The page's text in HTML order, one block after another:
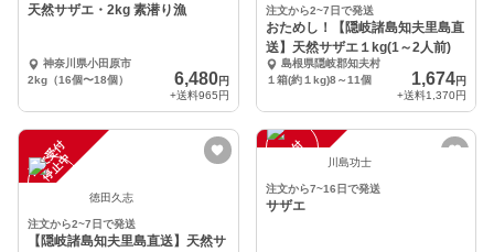
天然サザエ・2kg 素潜り漁
神奈川県小田原市
2kg（16個〜18個）
6,480円
+送料965円
注文から2~7日で発送
おためし！【隠岐諸島知夫里島直
送】天然サザエ１kg(1～2人前)
島根県隠岐郡知夫村
１箱(約１kg)8～11個
1,674円
+送料1,370円
注
文
受
付
停
止
中
徳田久志
注文から2~7日で発送
【隠岐諸島知夫里島直送】天然サ
注
文
受
付
停
止 川島功士
注文から7~16日で発送
サザエ